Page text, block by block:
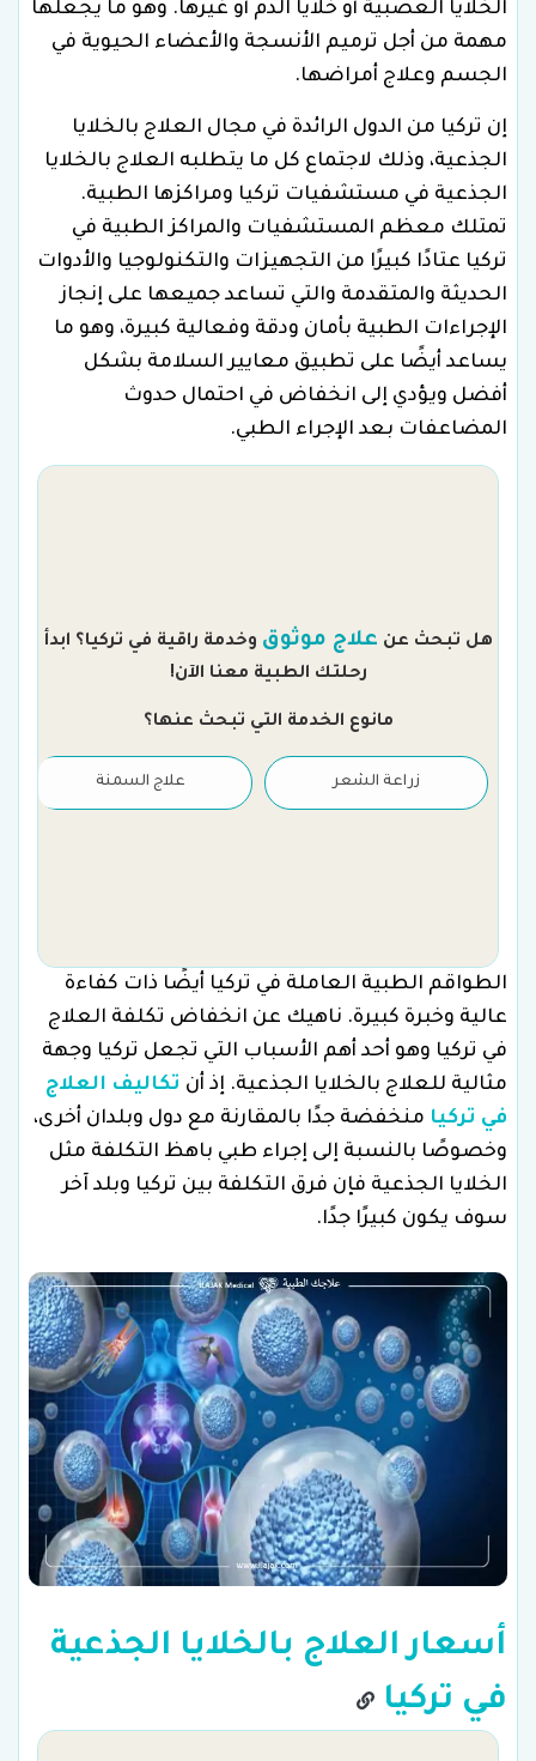
الخلايا العصبية أو خلايا الدم أو غيرها. وهو ما يجعلها
مهمة من أجل ترميم الأنسجة والأعضاء الحيوية في
الجسم وعلاج أمراضها.
إن تركيا من الدول الرائدة في مجال العلاج بالخلايا
الجذعية، وذلك لاجتماع كل ما يتطلبه العلاج بالخلايا
الجذعية في مستشفيات تركيا ومراكزها الطبية.
تمتلك معظم المستشفيات والمراكز الطبية في
تركيا عتادًا كبيرًا من التجهيزات والتكنولوجيا والأدوات
الحديثة والمتقدمة والتي تساعد جميعها على إنجاز
الإجراءات الطبية بأمان ودقة وفعالية كبيرة، وهو ما
يساعد أيضًا على تطبيق معايير السلامة بشكل
أفضل ويؤدي إلى انخفاض في احتمال حدوث
المضاعفات بعد الإجراء الطبي.
هل تبحث عن علاج موثوق وخدمة راقية في تركيا؟ ابدأ
رحلتك الطبية معنا الآن!
مانوع الخدمة التي تبحث عنها؟
زراعة الشعر علاج السمنة
الطواقم الطبية العاملة في تركيا أيضًا ذات كفاءة
عالية وخبرة كبيرة. ناهيك عن انخفاض تكلفة العلاج
في تركيا وهو أحد أهم الأسباب التي تجعل تركيا وجهة
مثالية للعلاج بالخلايا الجذعية. إذ أن تكاليف العلاج
في تركيا منخفضة جدًا بالمقارنة مع دول وبلدان أخرى،
وخصوصًا بالنسبة إلى إجراء طبي باهظ التكلفة مثل
الخلايا الجذعية فإن فرق التكلفة بين تركيا وبلد آخر
سوف يكون كبيرًا جدًا.
أسعار العلاج بالخلايا الجذعية
في تركيا